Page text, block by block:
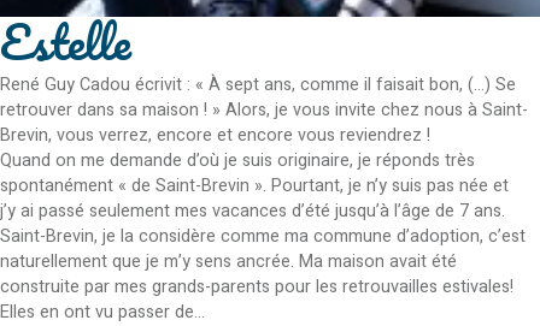
Estelle
René Guy Cadou écrivit : « À sept ans, comme il faisait bon, (…) Se
retrouver dans sa maison ! » Alors, je vous invite chez nous à Saint-
Brevin, vous verrez, encore et encore vous reviendrez !
Quand on me demande d’où je suis originaire, je réponds très
spontanément « de Saint-Brevin ». Pourtant, je n’y suis pas née et
j’y ai passé seulement mes vacances d’été jusqu’à l’âge de 7 ans.
Saint-Brevin, je la considère comme ma commune d’adoption, c’est
naturellement que je m’y sens ancrée. Ma maison avait été
construite par mes grands-parents pour les retrouvailles estivales!
Elles en ont vu passer de...